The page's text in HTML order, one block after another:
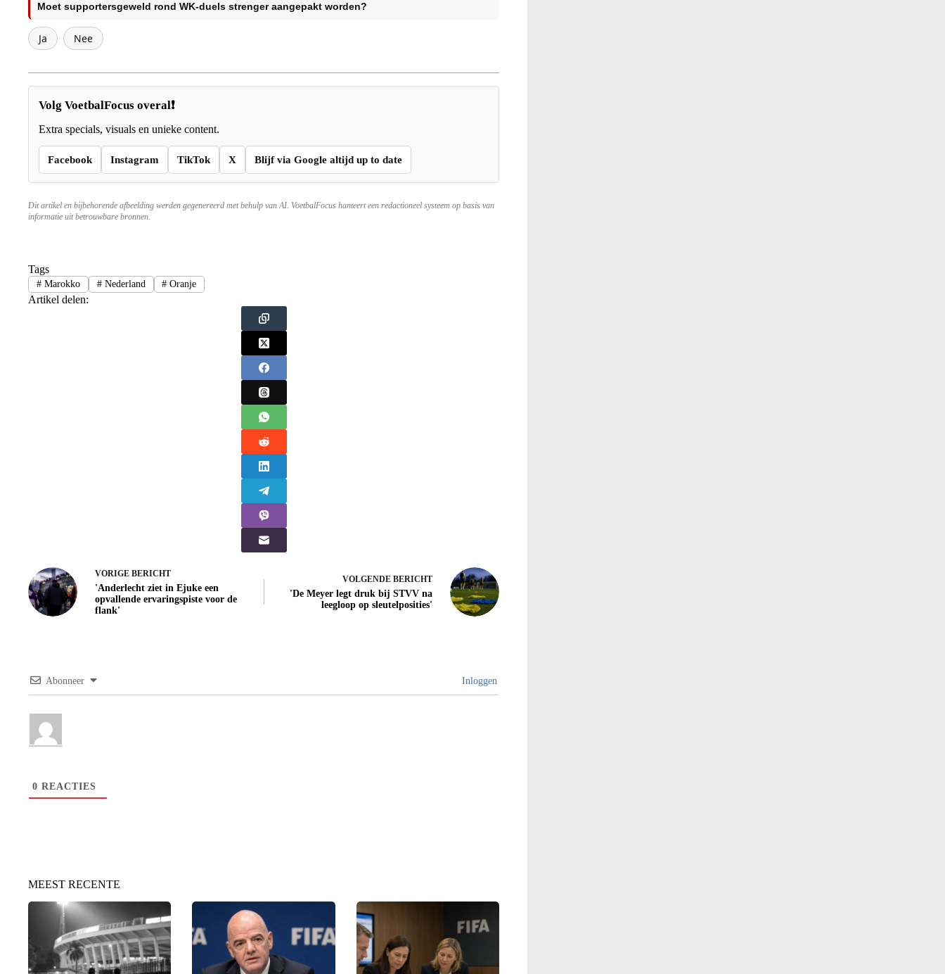
Moet supportersgeweld rond WK-duels strenger aangepakt worden?
Ja Nee
Volg VoetbalFocus overal❗
Extra specials, visuals en unieke content.
Facebook Instagram TikTok X Blijf via Google altijd up to date
Dit artikel en bijbehorende afbeelding werden gegenereerd met behulp van AI. VoetbalFocus hanteert een redactioneel systeem op basis van
informatie uit betrouwbare bronnen.
Tags
#Marokko #Nederland # Oranje
Artikel delen:
VORIGE BERICHT
'Anderlecht ziet in Ejuke een
opvallende ervaringspiste voor de
flank'
VOLGENDE BERICHT
'De Meyer legt druk bij STVV na
leegloop op sleutelposities'
Abonneer Inloggen
0 REACTIES
MEEST RECENTE